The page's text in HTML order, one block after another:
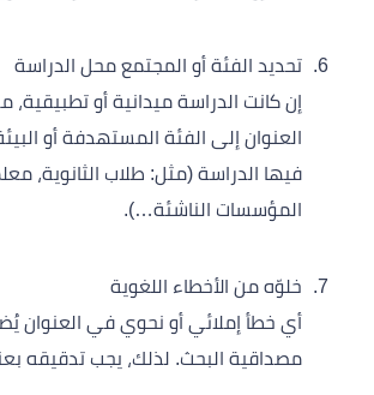
تحديد الفئة أو المجتمع محل الدراسة
إن كانت الدراسة ميدانية أو تطبيقية،
العنوان إلى الفئة المستهدفة أو
فيها الدراسة (مثل: طلاب الثانوية،
المؤسسات الناشئة…).
خلوّه من الأخطاء اللغوية
أي خطأ إملائي أو نحوي في العنوان
مصداقية البحث. لذلك، يجب تدقيقه